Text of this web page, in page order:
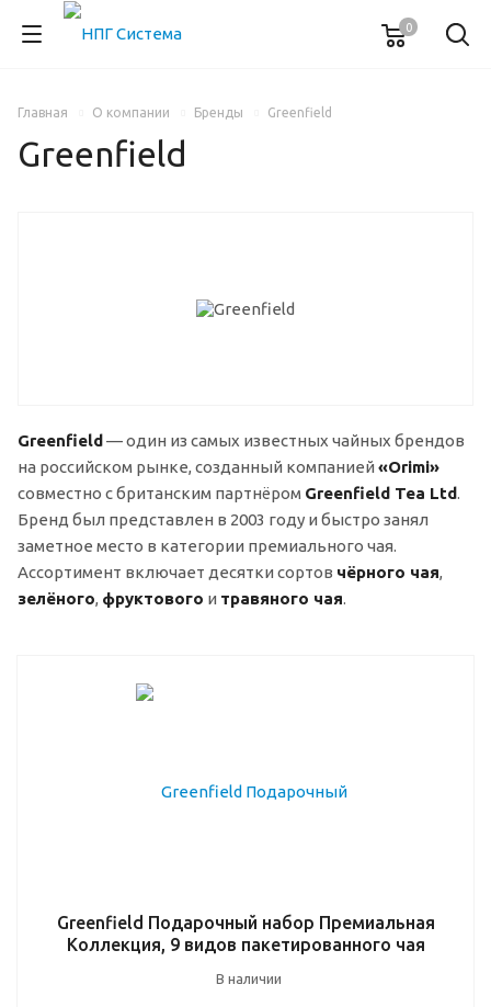
0
Главная О компании Бренды Greenfield
Greenfield
Greenfield— один из самых известных чайных брендов
на российском рынке, созданный компанией «Orimi»
совместно с британским партнёром Greenfield Tea Ltd.
Бренд был представлен в 2003 году и быстро занял
заметное место в категории премиального чая.
Ассортимент включает десятки сортов чёрного чая,
зелёного, фруктового и травяного чая.
Greenfield Подарочный набор Премиальная
Коллекция, 9 видов пакетированного чая
В наличии